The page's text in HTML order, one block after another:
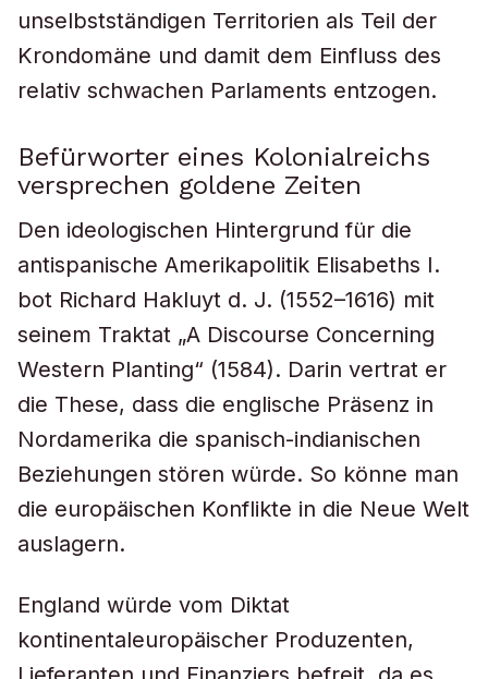
unselbstständigen Territorien als Teil der
Krondomäne und damit dem Einfluss des
relativ schwachen Parlaments entzogen.
Befürworter eines Kolonialreichs
versprechen goldene Zeiten
Den ideologischen Hintergrund für die
antispanische Amerikapolitik Elisabeths I.
bot Richard Hakluyt d. J. (1552–1616) mit
seinem Traktat „A Discourse Concerning
Western Planting“ (1584). Darin vertrat er
die These, dass die englische Präsenz in
Nordamerika die spanisch-indianischen
Beziehungen stören würde. So könne man
die europäischen Konflikte in die Neue Welt
auslagern.
England würde vom Diktat
kontinentaleuropäischer Produzenten,